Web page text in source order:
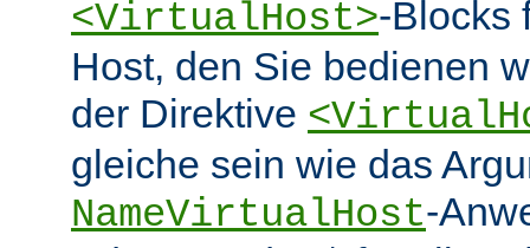
<VirtualHost>-Blocks
Host, den Sie bedienen
der Direktive
gleiche sein wie das
NameVirtualHost-